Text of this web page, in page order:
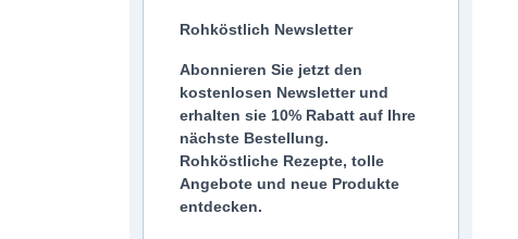
Rohköstlich Newsletter
Abonnieren Sie jetzt den
kostenlosen Newsletter und
erhalten sie 10% Rabatt auf Ihre
nächste Bestellung.
Rohköstliche Rezepte, tolle
Angebote und neue Produkte
entdecken.